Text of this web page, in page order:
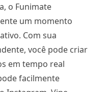
o Funimate
um momento
Com sua
você pode criar
em tempo real
facilmente